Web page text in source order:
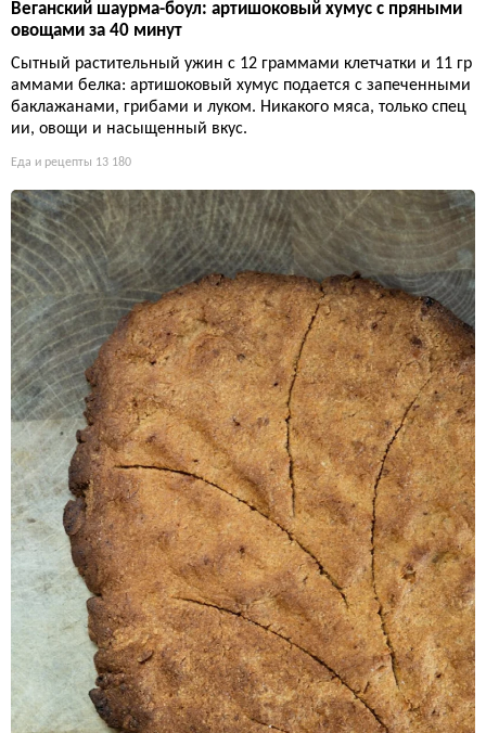
Веганский шаурма-боул: артишоковый хумус с пряными
овощами за 40 минут
Сытный растительный ужин с 12 граммами клетчатки и 11 гр
аммами белка: артишоковый хумус подается с запеченными
баклажанами, грибами и луком. Никакого мяса, только спец
ии, овощи и насыщенный вкус.
Еда и рецепты 13 180